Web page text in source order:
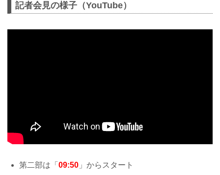
記者会見の様子（YouTube）
第二部は「 09:50 」からスタート